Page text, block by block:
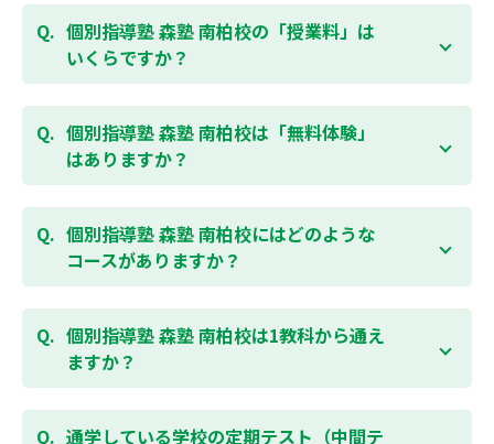
個別指導塾 森塾 南柏校の「授業料」は
いくらですか？
お子様の学年やご状況、校舎によって変わりますの
で、以下より、お気軽にお問合わせください。個別指
導塾 森塾の授業料は
よりお問合わせく
ださい。自動返信メールで【すぐ】にご確認いただけ
個別指導塾 森塾 南柏校は「無料体験」
はありますか？
通常期には最大1ヶ月の無料体験を受付しておりま
す。また、春休み、夏休み、冬休みの講習では「4日
間～5日間の無料体験」授業を受けていただくことが
可能です。個別指導塾 森塾 南柏校の無料体験について
個別指導塾 森塾 南柏校にはどのような
コースがありますか？
個別指導塾 森塾 南柏校では、小学生・中学生・高校
生のコースがあり、それぞれ学校のテストの点数アッ
プを目的としたコースとなっております。その他、小
学生用の英検®対策や、基礎学力を身につけるDOJOな
は校舎にお問合わせください。
個別指導塾 森塾 南柏校は1教科から通え
ますか？
はい、1教科、週1日から受講いただけます。自分から
勉強できる習慣をつけるために最初は1から2教科での
通学している学校の定期テスト（中間テ